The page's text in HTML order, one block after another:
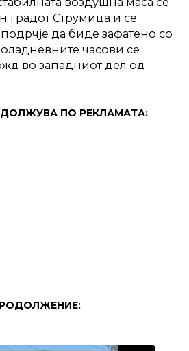
градот Струмица и се
да биде зафатено со
часови се
во западниот дел од
ПО РЕКЛАМАТА: